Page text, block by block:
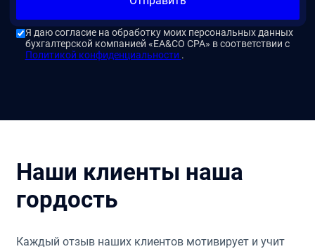
Я даю согласие на обработку моих персональных данных
бухгалтерской компанией «EA&CO CPA» в соответствии с
Политикой конфиденциальности .
Наши клиенты наша
гордость
Каждый отзыв наших клиентов мотивирует и учит